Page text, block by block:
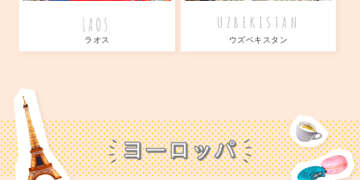
LAOS
ラオス
UZBEKISTAN
ウズベキスタン